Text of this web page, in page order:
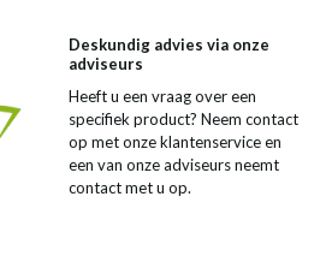
Deskundig advies via onze
adviseurs
Heeft u een vraag over een
specifiek product? Neem contact
op met onze klantenservice en
een van onze adviseurs neemt
contact met u op.